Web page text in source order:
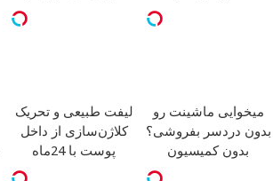
میخوایی ماشینت رو
بدون دردسر بفروشی؟
بدون کمیسیون
لیفت طبیعی و تحریک
کلاژن‌سازی از داخل
پوست با 24ماه
جوان شو